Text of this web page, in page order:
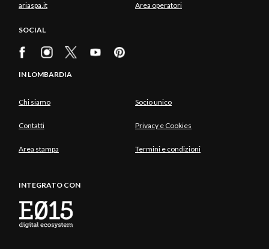
ariaspa.it Area operatori
SOCIAL
IN LOMBARDIA
Chi siamo Socio unico
Contatti Privacy e Cookies
Area stampa Termini e condizioni
INTEGRATO CON